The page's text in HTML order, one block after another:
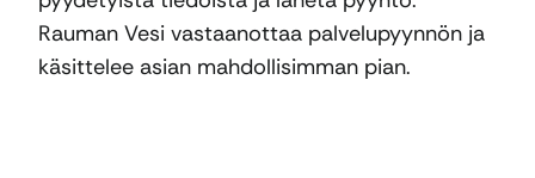
Rauman Vesi vastaanottaa palvelupyynnön ja
käsittelee asian mahdollisimman pian.